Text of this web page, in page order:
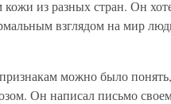
из разных стран. Он
взглядом на мир
можно было
Он написал письмо